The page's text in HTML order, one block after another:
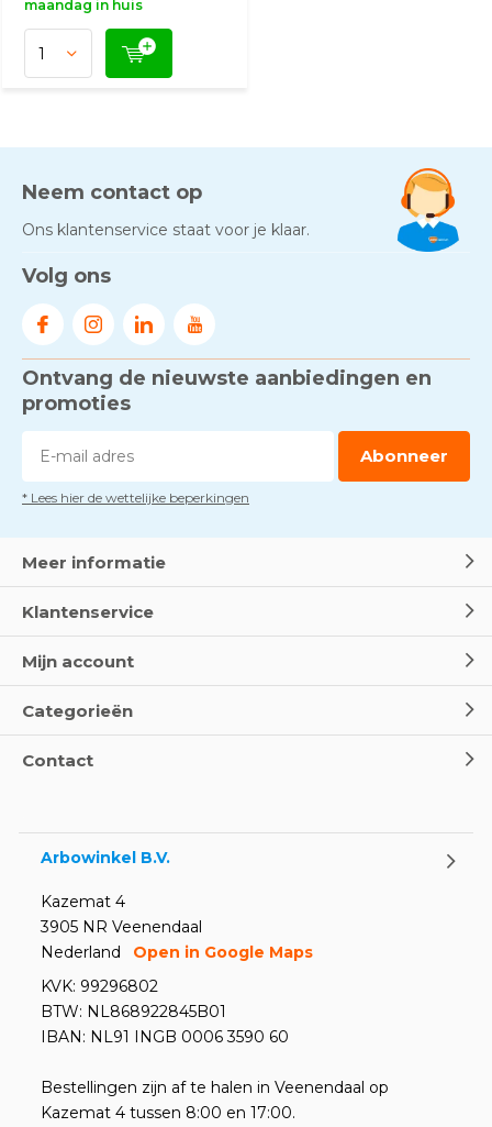
maandag in huis
Neem contact op
Ons klantenservice staat voor je klaar.
Volg ons
Ontvang de nieuwste aanbiedingen en
promoties
Abonneer
* Lees hier de wettelijke beperkingen
Meer informatie
Klantenservice
Mijn account
Categorieën
Contact
Arbowinkel B.V.
Kazemat 4
3905 NR Veenendaal
Nederland
Open in Google Maps
KVK: 99296802
BTW: NL868922845B01
IBAN: NL91 INGB 0006 3590 60
Bestellingen zijn af te halen in Veenendaal op
Kazemat 4 tussen 8:00 en 17:00.